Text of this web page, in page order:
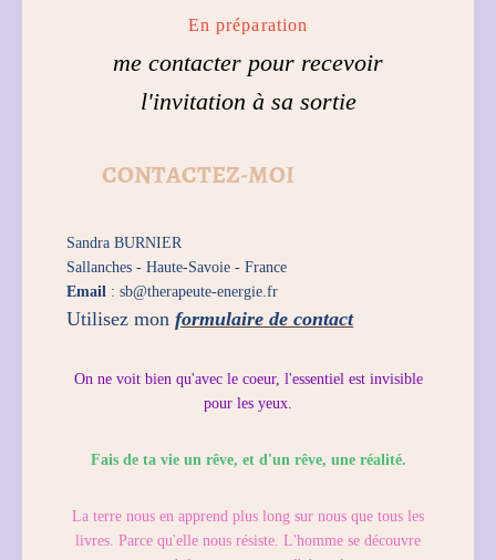
En préparation
me contacter pour recevoir
l'invitation à sa sortie
CONTACTEZ-MOI
Sandra BURNIER
Sallanches - Haute-Savoie - France
Email : sb@therapeute-energie.fr
Utilisez mon formulaire de contact
On ne voit bien qu'avec le coeur, l'essentiel est invisible
pour les yeux.
Fais de ta vie un rêve, et d'un rêve, une réalité.
La terre nous en apprend plus long sur nous que tous les
livres. Parce qu'elle nous résiste. L'homme se découvre